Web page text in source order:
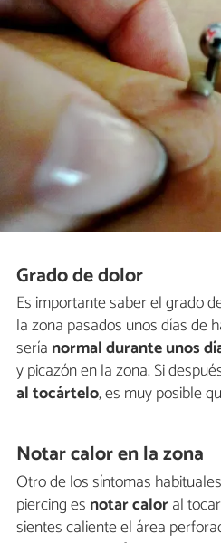
Grado de dolor
Es importante saber el grado
la zona pasados unos días de
sería normal durante unos
y picazón en la zona. Si
al tocártelo, es muy posible
Notar calor en la zona
Otro de los síntomas
piercing es notar caloral
sientes caliente el área